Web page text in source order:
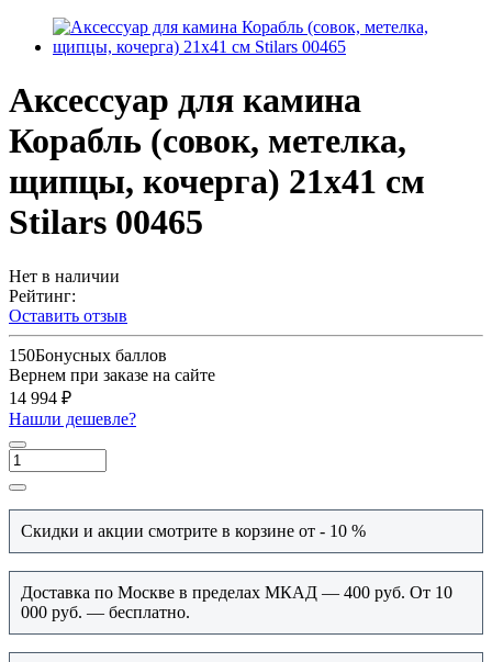
Аксессуар для камина
Корабль (совок, метелка,
щипцы, кочерга) 21х41 см
Stilars 00465
Нет в наличии
Рейтинг:
Оставить отзыв
150Бонусных баллов
Вернем при заказе на сайте
14 994 ₽
Нашли дешевле?
Скидки и акции смотрите в корзине от - 10 %
Доставка по Москве в пределах МКАД — 400 руб. От 10
000 руб. — бесплатно.